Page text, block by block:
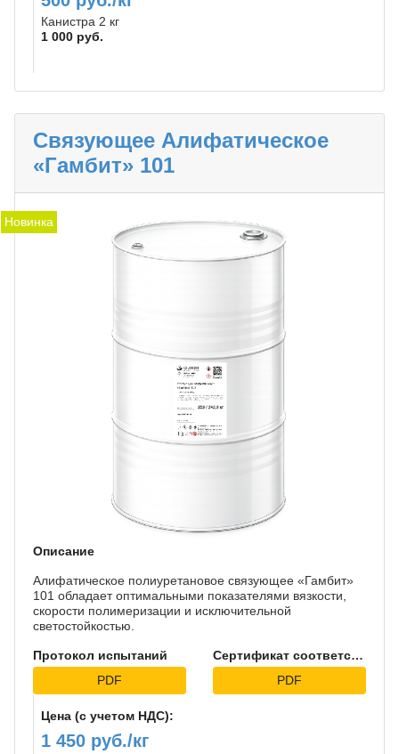
Канистра 2 кг
1 000 руб.
Связующее Алифатическое
«Гамбит» 101
Новинка
Описание
Алифатическое полиуретановое связующее «Гамбит»
101 обладает оптимальными показателями вязкости,
скорости полимеризации и исключительной
светостойкостью.
Протокол испытаний
PDF
Сертификат соответствия
PDF
Цена (с учетом НДС):
1 450 руб./кг